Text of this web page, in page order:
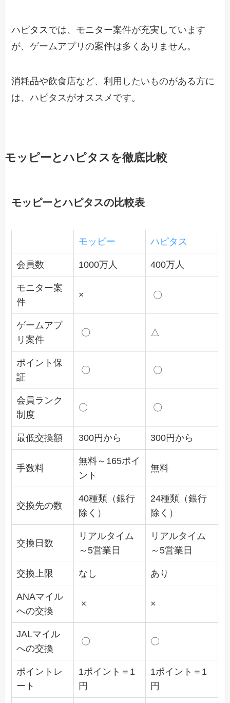
ハピタスでは、モニター案件が充実しています
が、ゲームアプリの案件は多くありません。
消耗品や飲食店など、利用したいものがある方に
は、ハピタスがオススメです。
モッピーとハピタスを徹底比較
モッピーとハピタスの比較表
モッピー ハピタス
会員数 1000万人 400万人
モニター案
件
× 〇
ゲームアプ
リ案件
〇 △
ポイント保
証
〇 〇
会員ランク
制度
〇 〇
最低交換額 300円から 300円から
手数料
無料～165ポイ
ント
無料
交換先の数
40種類（銀行
除く）
24種類（銀行
除く）
交換日数
リアルタイム
～5営業日
リアルタイム
～5営業日
交換上限 なし あり
ANAマイル
への交換
× ×
JALマイル
への交換
〇 〇
ポイントレ
ート
1ポイント＝1
円
1ポイント＝1
円